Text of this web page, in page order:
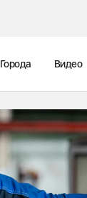
Города Видео